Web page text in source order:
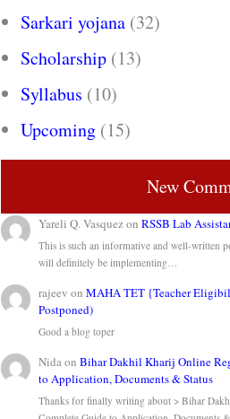
Sarkari yojana (32)
Scholarship (13)
Syllabus (10)
Upcoming (15)
New
Yareli Q. VasquezonRSSB Lab
This is such an informative and well-written
will definitely be implementing…
rajeev onMAHA TET {Teacher
Postponed)
Good a blog toper
NidaonBihar Dakhil Kharij Online
to Application, Documents & Status
Thanks for finally writing about > Bihar